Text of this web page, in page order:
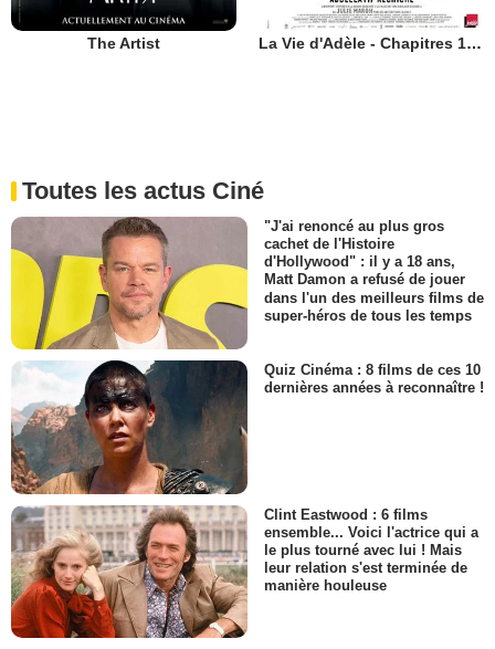
The Artist La Vie d'Adèle - Chapitres 1 et 2
Toutes les actus Ciné
"J'ai renoncé au plus gros
cachet de l'Histoire
d'Hollywood" : il y a 18 ans,
Matt Damon a refusé de jouer
dans l'un des meilleurs films de
super-héros de tous les temps
Quiz Cinéma : 8 films de ces 10
dernières années à reconnaître !
Clint Eastwood : 6 films
ensemble... Voici l'actrice qui a
le plus tourné avec lui ! Mais
leur relation s'est terminée de
manière houleuse